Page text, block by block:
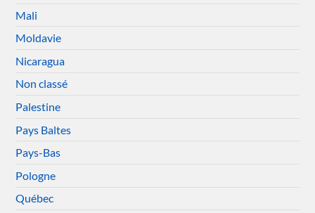
Mali
Moldavie
Nicaragua
Non classé
Palestine
Pays Baltes
Pays-Bas
Pologne
Québec